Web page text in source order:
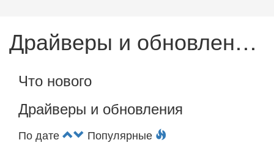
Драйверы и обновления
Что нового
Драйверы и обновления
По дате Популярные